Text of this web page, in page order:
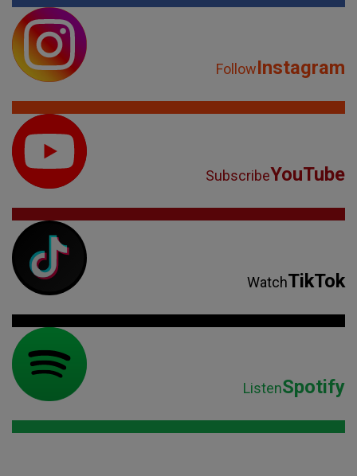
FollowInstagram
SubscribeYouTube
WatchTikTok
ListenSpotify